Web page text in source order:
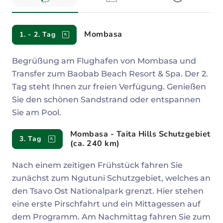
Reiseverlauf
1. - 2. Tag Mombasa
Begrüßung am Flughafen von Mombasa und
Transfer zum Baobab Beach Resort & Spa. Der 2.
Tag steht Ihnen zur freien Verfügung. Genießen
Sie den schönen Sandstrand oder entspannen
Sie am Pool.
3. Tag
Mombasa - Taita Hills Schutzgebiet
(ca. 240 km)
Nach einem zeitigen Frühstück fahren Sie
zunächst zum Ngutuni Schutzgebiet, welches an
den Tsavo Ost Nationalpark grenzt. Hier stehen
eine erste Pirschfahrt und ein Mittagessen auf
dem Programm. Am Nachmittag fahren Sie zum